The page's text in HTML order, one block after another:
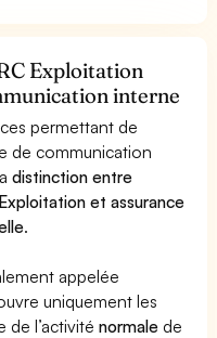
Exploitation
interne
permettant de
de communication
distinction entre
et assurance
.
appelée
uniquement les
de l’activiténormale de